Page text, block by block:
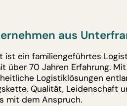
aus
ist ein familiengeführtes
über 70 Jahren Erfahrung.
Logistiklösungen
Qualität, Leidenschaft
mit dem Anspruch.